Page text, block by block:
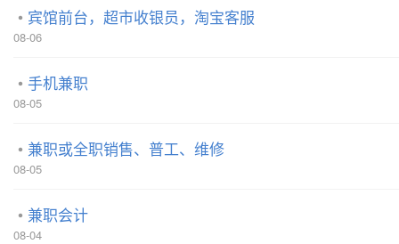
宾馆前台，超市收银员，淘宝客服
08-06
手机兼职
08-05
兼职或全职销售、普工、维修
08-05
兼职会计
08-04